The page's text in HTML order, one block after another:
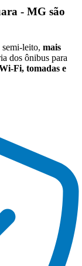
- MG são
leito, mais
dos ônibus para
Fi, tomadas e